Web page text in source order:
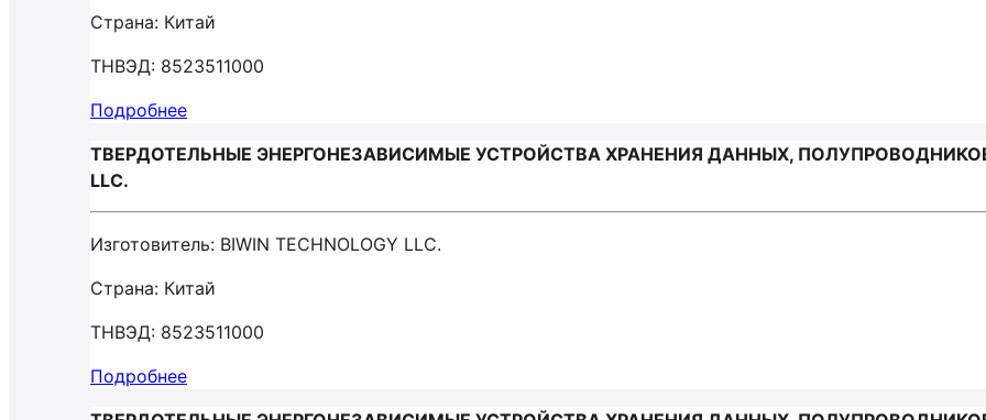
Страна: Китай
ТНВЭД: 8523511000
Подробнее
ТВЕРДОТЕЛЬНЫЕ ЭНЕРГОНЕЗАВИСИМЫЕ УСТРОЙСТВА ХРАНЕНИЯ ДАННЫХ,
LLC.
Изготовитель: BIWIN TECHNOLOGY LLC.
Страна: Китай
ТНВЭД: 8523511000
Подробнее